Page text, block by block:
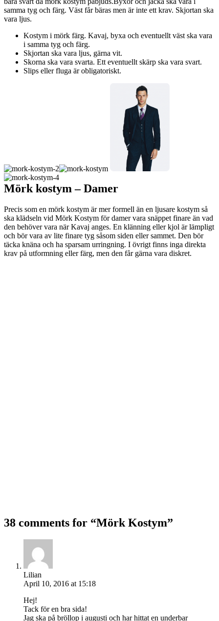
samma tyg och färg. Väst får bäras men är inte ett krav. Skjortan ska
vara ljus.
Kostym i mörk färg. Kavaj, byxa och eventuellt väst ska vara
i samma tyg och färg.
Skjortan ska vara ljus, gärna vit.
Skorna ska vara svarta. Ett eventuellt skärp ska vara svart.
Slips eller fluga är obligatoriskt.
Mörk kostym – Damer
Precis som en mörk kostym är mer formell än en ljusare kostym så
ska klädseln vid Mörk Kostym för damer vara snäppet finare än vad
den behöver vara när Kavaj anges. En klänning eller kjol är lämpligt
och bör vara av lite finare tyg såsom siden eller sammet. Den bör
täcka knäna och ha sparsam urringning. I övrigt finns inga direkta
krav på utformning eller färg, men den får gärna vara diskret.
38 comments for “Mörk Kostym”
Lilian
April 10, 2016 at 15:18
Hej!
Tack för en bra sida!
Jag ska på bröllop i augusti och har hittat en underbar